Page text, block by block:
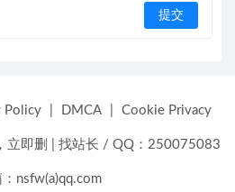
Policy DMCA Cookie Privacy
立即删 找站长 / QQ：250075083
nsfw(a)qq.com